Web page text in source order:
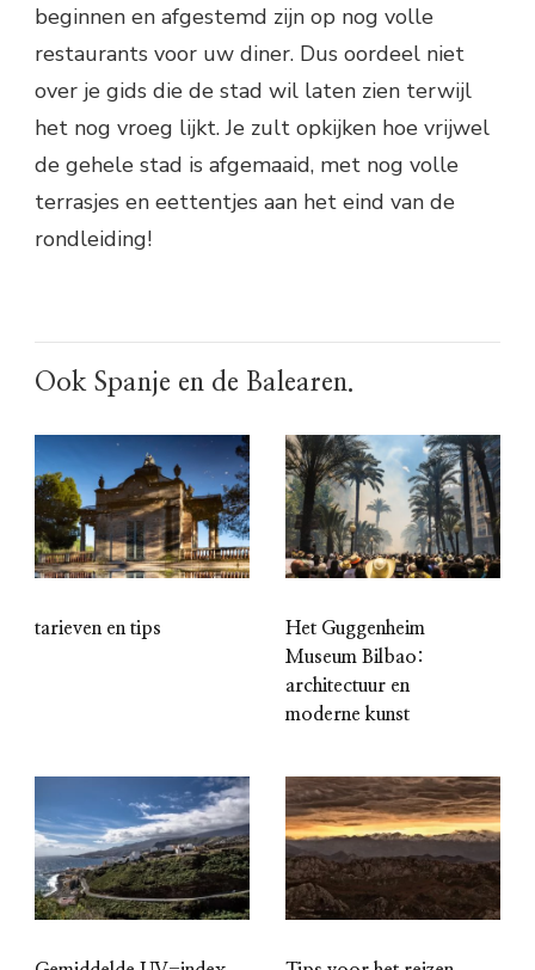
beginnen en afgestemd zijn op nog volle
restaurants voor uw diner. Dus oordeel niet
over je gids die de stad wil laten zien terwijl
het nog vroeg lijkt. Je zult opkijken hoe vrijwel
de gehele stad is afgemaaid, met nog volle
terrasjes en eettentjes aan het eind van de
rondleiding!
Ook Spanje en de Balearen.
tarieven en tips
Het Guggenheim
Museum Bilbao:
architectuur en
moderne kunst